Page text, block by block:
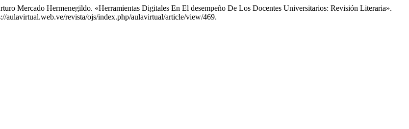
Mercado Hermenegildo. «Herramientas Digitales En El desempeño De Los Docentes Universitarios: Revisión Literaria».
aulavirtual.web.ve/revista/ojs/index.php/aulavirtual/article/view/469.